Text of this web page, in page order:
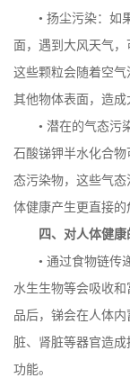
• 扬尘污染：如
面，遇到大风天气，
这些颗粒会随着空气
其他物体表面，造成
• 潜在的气态污
石酸锑钾半水化合
态污染物，这些气
体健康产生更直接的
四、对人体健
• 通过食物链传
水生生物等会吸收
品后，锑会在人体
脏、肾脏等器官造
功能。